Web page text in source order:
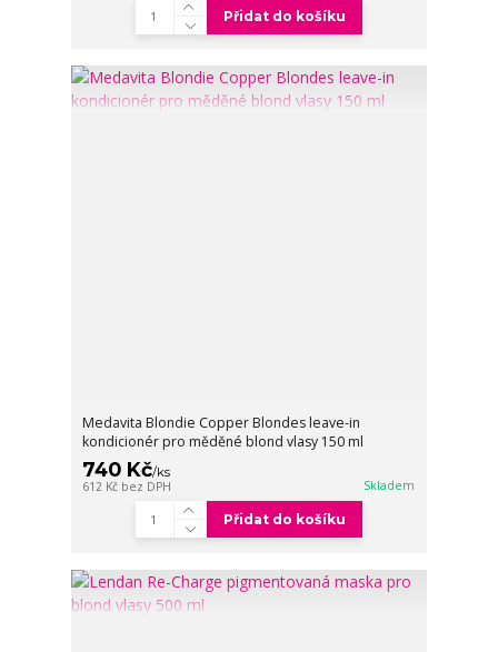
Přidat do košíku
Medavita Blondie Copper Blondes leave-in
kondicionér pro měděné blond vlasy 150 ml
740 Kč/ks
612 Kč bez DPH Skladem
Přidat do košíku